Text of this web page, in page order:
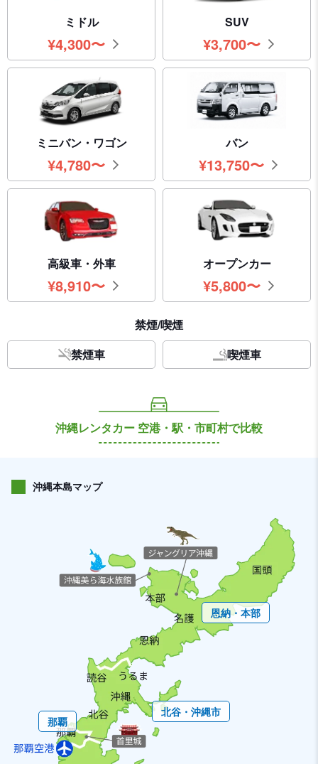
ミドル
¥4,300円
〜
SUV
¥3,700円
〜
ミニバン・ワゴン
¥4,780円
〜
バン
¥13,750
円〜
高級車・外車
¥8,910円
〜
オープンカー
¥5,800円
〜
禁煙/喫煙
禁煙車
喫煙車
沖縄レンタカー 空港・駅・市町村で比較
沖縄本島マップ
那覇
北谷・沖縄市
恩納・本部